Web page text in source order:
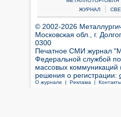
ЖУРНАЛ
|
© 2002-2026
Московская обл., г.
0300
Печатное СМИ журнал
Федеральной службой
массовых коммуникаций
решения о регистрации:
О журнале | Реклама | Контакты